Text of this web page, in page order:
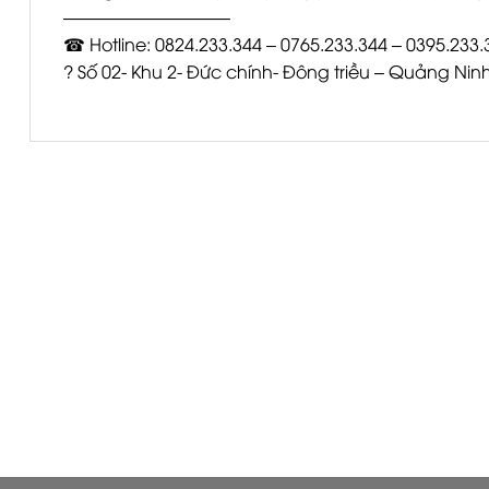
—————————–
☎ Hotline: 0824.233.344 – 0765.233.344 –
? Số 02- Khu 2- Đức chính- Đông triều – Quảng